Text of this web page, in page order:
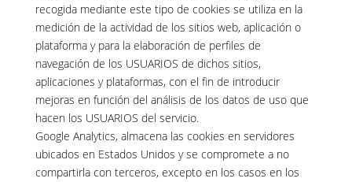
recogida mediante este tipo de cookies se utiliza en la
medición de la actividad de los sitios web, aplicación o
plataforma y para la elaboración de perfiles de
navegación de los USUARIOS de dichos sitios,
aplicaciones y plataformas, con el fin de introducir
mejoras en función del análisis de los datos de uso que
hacen los USUARIOS del servicio.
Google Analytics, almacena las cookies en servidores
ubicados en Estados Unidos y se compromete a no
compartirla con terceros, excepto en los casos en los